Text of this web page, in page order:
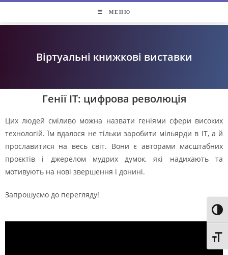
МЕНЮ
Віртуальні книжкові виставки
Генії ІТ: цифрова революція
Цих людей сміливо можна назвати геніями сфери високих
технологій. Їм вдалося не тільки заробити мільярди в IT, а й
прославитися на весь світ. Вони є авторами масштабних
проєктів і джерелом мудрих думок, які надихають та
мотивують на нові звершення і донині.
Запрошуємо до перегляду!